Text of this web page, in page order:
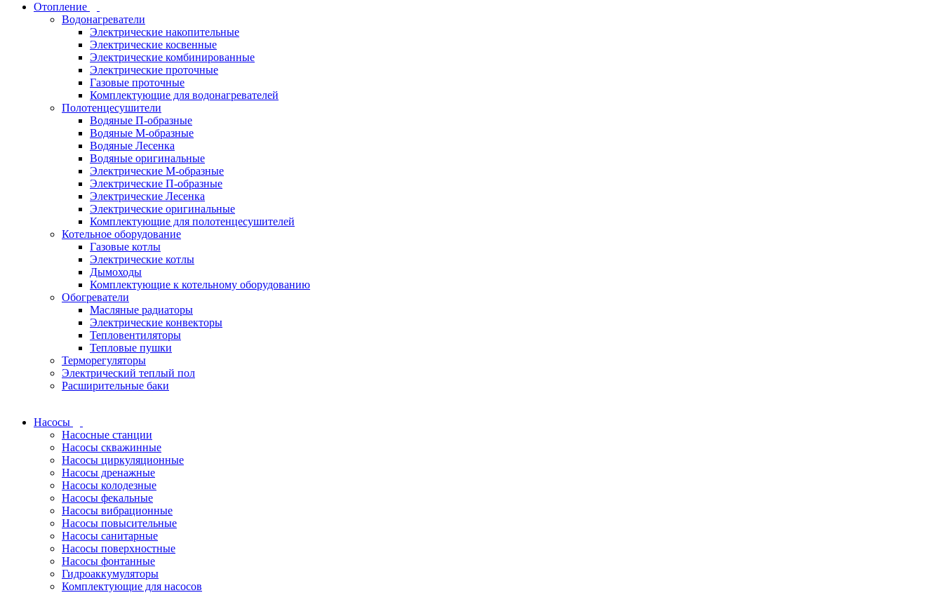
Отопление
Водонагреватели
Электрические накопительные
Электрические косвенные
Электрические комбинированные
Электрические проточные
Газовые проточные
Комплектующие для водонагревателей
Полотенцесушители
Водяные П-образные
Водяные М-образные
Водяные Лесенка
Водяные оригинальные
Электрические М-образные
Электрические П-образные
Электрические Лесенка
Электрические оригинальные
Комплектующие для полотенцесушителей
Котельное оборудование
Газовые котлы
Электрические котлы
Дымоходы
Комплектующие к котельному оборудованию
Обогреватели
Масляные радиаторы
Электрические конвекторы
Тепловентиляторы
Тепловые пушки
Терморегуляторы
Электрический теплый пол
Расширительные баки
Насосы
Насосные станции
Насосы скважинные
Насосы циркуляционные
Насосы дренажные
Насосы колодезные
Насосы фекальные
Насосы вибрационные
Насосы повысительные
Насосы санитарные
Насосы поверхностные
Насосы фонтанные
Гидроаккумуляторы
Комплектующие для насосов